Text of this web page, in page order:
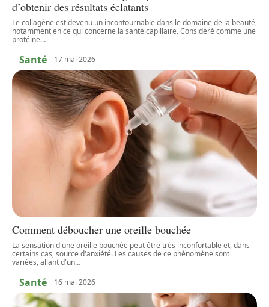
d’obtenir des résultats éclatants
Le collagène est devenu un incontournable dans le domaine de la beauté,
notamment en ce qui concerne la santé capillaire. Considéré comme une
protéine…
Santé 17 mai 2026
Comment déboucher une oreille bouchée
La sensation d'une oreille bouchée peut être très inconfortable et, dans
certains cas, source d'anxiété. Les causes de ce phénomène sont
variées, allant d'un…
Santé 16 mai 2026